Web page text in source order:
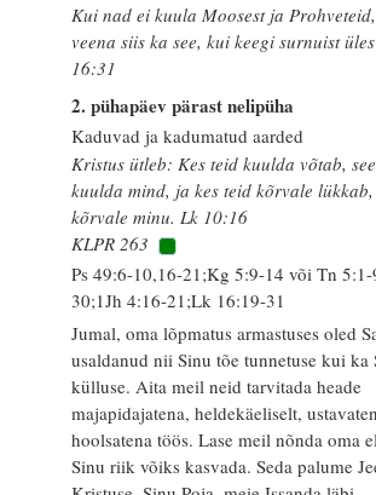
Kui nad ei kuula Moosest ja
veena siis ka see, kui keegi surnuist
16:31
2. pühapäev pärast nelipüha
Kaduvad ja kadumatud aarded
Kristus ütleb: Kes teid kuulda võtab,
kuulda mind, ja kes teid kõrvale
kõrvale minu. Lk 10:16
KLPR 263
Ps 49:6-10,16-21;Kg 5:9-14 või Tn
30;1Jh 4:16-21;Lk 16:19-31
Jumal, oma lõpmatus armastuses oled
usaldanud nii Sinu tõe tunnetuse kui ka
külluse. Aita meil neid tarvitada heade
majapidajatena, heldekäeliselt,
hoolsatena töös. Lase meil nõnda oma
Sinu riik võiks kasvada. Seda palume